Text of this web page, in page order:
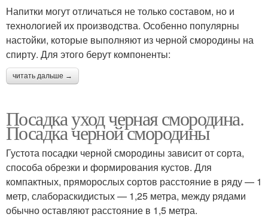
Напитки могут отличаться не только составом, но и
технологией их производства. Особенно популярны
настойки, которые выполняют из черной смородины на
спирту. Для этого берут компоненты:
читать дальше →
Посадка уход черная смородина.
Посадка черной смородины
Густота посадки черной смородины зависит от сорта,
способа обрезки и формирования кустов. Для
компактных, пряморослых сортов расстояние в ряду — 1
метр, слабораскидистых — 1,25 метра, между рядами
обычно оставляют расстояние в 1,5 метра.